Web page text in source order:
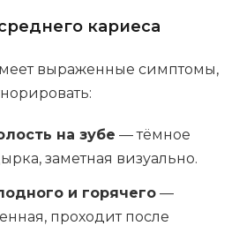
кариеса
выраженные симптомы,
на зубе — тёмное
заметная визуально.
и горячего —
проходит после